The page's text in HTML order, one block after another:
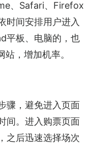
、Safari、Firefox
时间安排用户进入
平板、电脑的，也
，增加机率。
骤，避免进入页面
间。进入购票页面
之后迅速选择场次